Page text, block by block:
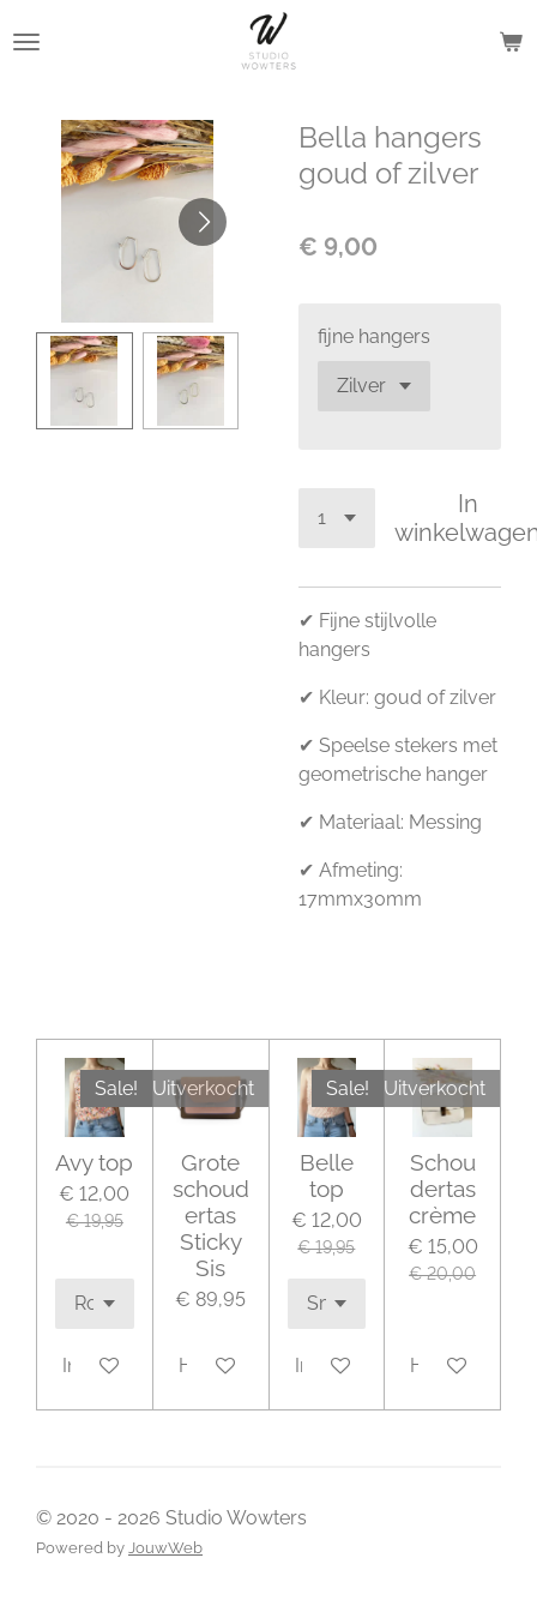
direct
hoofdinhoud
Bella hangers
goud of zilver
€ 9,00
fijne hangers
In
✔ Fijne stijlvolle
hangers
✔ Kleur: goud of zilver
✔ Speelse stekers met
geometrische hanger
✔ Materiaal: Messing
✔ Afmeting:
17mmx30mm
Sale!
Avy top
€ 12,00
€ 19,95
In winkelwagen
Uitverkocht
Grote
schoud
ertas
Sticky
Sis
€ 89,95
Houd mij op de hoogte
Sale!
Belle
top
€ 12,00
€ 19,95
In winkelwagen
Uitverkocht
Schou
dertas
crème
€ 15,00
€ 20,00
Houd mij op
© 2020 - 2026 Studio Wowters
Powered by JouwWeb